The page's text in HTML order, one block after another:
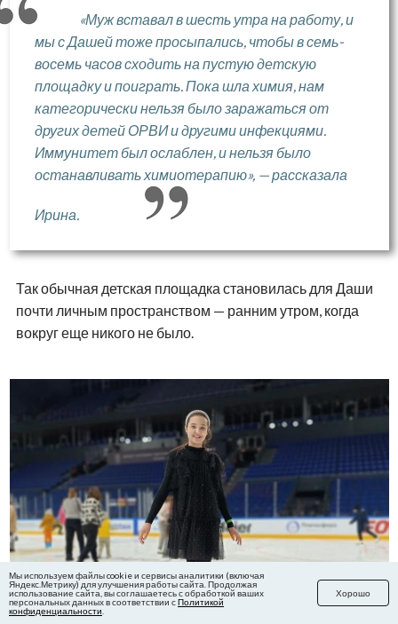
«Муж вставал в шесть утра на работу, и
мы с Дашей тоже просыпались, чтобы в семь-
восемь часов сходить на пустую детскую
площадку и поиграть. Пока шла химия, нам
категорически нельзя было заражаться от
других детей ОРВИ и другими инфекциями.
Иммунитет был ослаблен, и нельзя было
останавливать химиотерапию», — рассказала
Ирина.
Так обычная детская площадка становилась для Даши
почти личным пространством — ранним утром, когда
вокруг еще никого не было.
Мы используем файлы cookie и сервисы аналитики (включая
Яндекс.Метрику) для улучшения работы сайта. Продолжая
использование сайта, вы соглашаетесь с обработкой ваших
персональных данных в соответствии сПолитикой
конфиденциальности
Хорошо